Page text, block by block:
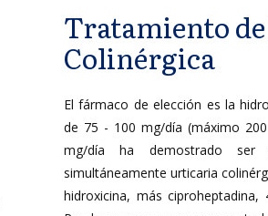
Tratamiento
Colinérgica
El fármaco de elección es la
de 75 - 100 mg/día (máximo
mg/día ha demostrado ser
simultáneamente urticaria
hidroxicina, más